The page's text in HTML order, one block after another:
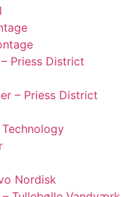
Priess District
– Priess District
Technology
Nordisk